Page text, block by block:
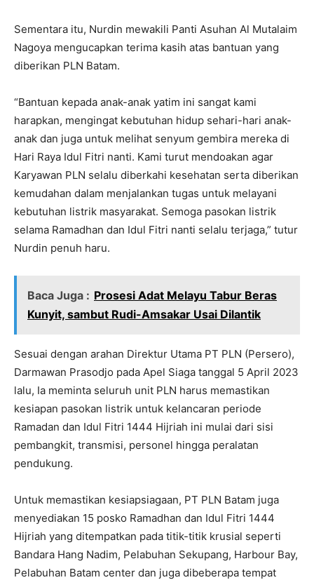
Sementara itu, Nurdin mewakili Panti Asuhan Al Mutalaim
Nagoya mengucapkan terima kasih atas bantuan yang
diberikan PLN Batam.
“Bantuan kepada anak-anak yatim ini sangat kami
harapkan, mengingat kebutuhan hidup sehari-hari anak-
anak dan juga untuk melihat senyum gembira mereka di
Hari Raya Idul Fitri nanti. Kami turut mendoakan agar
Karyawan PLN selalu diberkahi kesehatan serta diberikan
kemudahan dalam menjalankan tugas untuk melayani
kebutuhan listrik masyarakat. Semoga pasokan listrik
selama Ramadhan dan Idul Fitri nanti selalu terjaga,” tutur
Nurdin penuh haru.
Baca Juga : Prosesi Adat Melayu Tabur Beras
Kunyit, sambut Rudi-Amsakar Usai Dilantik
Sesuai dengan arahan Direktur Utama PT PLN (Persero),
Darmawan Prasodjo pada Apel Siaga tanggal 5 April 2023
lalu, Ia meminta seluruh unit PLN harus memastikan
kesiapan pasokan listrik untuk kelancaran periode
Ramadan dan Idul Fitri 1444 Hijriah ini mulai dari sisi
pembangkit, transmisi, personel hingga peralatan
pendukung.
Untuk memastikan kesiapsiagaan, PT PLN Batam juga
menyediakan 15 posko Ramadhan dan Idul Fitri 1444
Hijriah yang ditempatkan pada titik-titik krusial seperti
Bandara Hang Nadim, Pelabuhan Sekupang, Harbour Bay,
Pelabuhan Batam center dan juga dibeberapa tempat